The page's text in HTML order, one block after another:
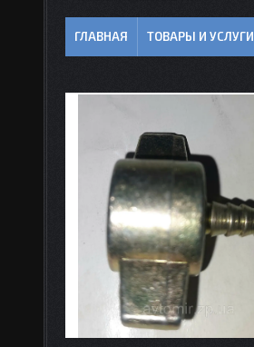
ГЛАВНАЯ ТОВАРЫ И УСЛУГИ